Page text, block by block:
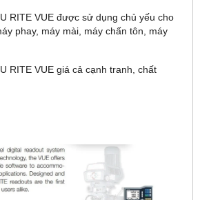
RITE VUE được sử dụng chủ yếu cho
phay, máy mài, máy chấn tôn, máy
RITE VUE giá cả cạnh tranh, chất